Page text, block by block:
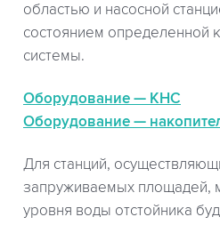
областью и насосной
состоянием определенной
системы.
Оборудование — КНС
Оборудование —
Для станций,
запруживаемых площадей,
уровня воды отстойника